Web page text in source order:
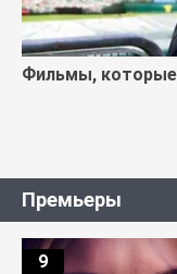
Фильмы,
Премьеры
9